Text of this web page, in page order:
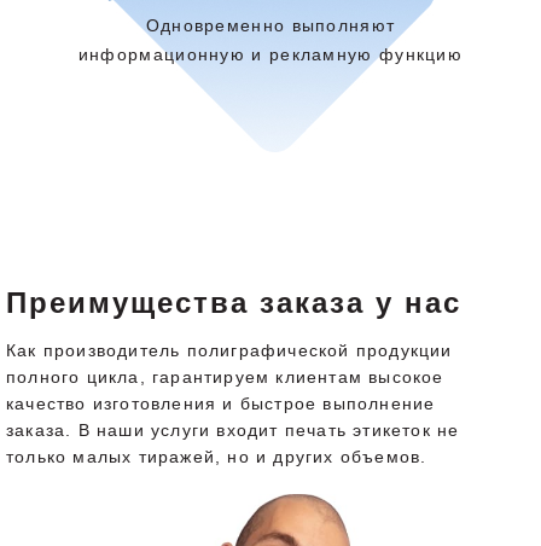
Одновременно выполняют
информационную и рекламную функцию
Преимущества заказа у нас
Как производитель полиграфической продукции
полного цикла, гарантируем клиентам высокое
качество изготовления и быстрое выполнение
заказа. В наши услуги входит печать этикеток не
только малых тиражей, но и других объемов.